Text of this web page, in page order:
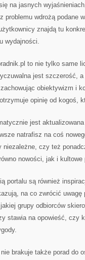
na jasnych
problemu wdrożą podane
znajdą tu
wydajności.
to nie tylko same
jest szczerość,
obiektywizm i
opinię od kogoś,
jest
natrafisz na coś
niezależne, czy też
nowości, jak i
portalu są również
na co zwrócić
grupy odbiorców
stawia na opowieść, czy
brakuje także porad do